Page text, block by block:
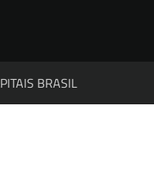
BRASIL